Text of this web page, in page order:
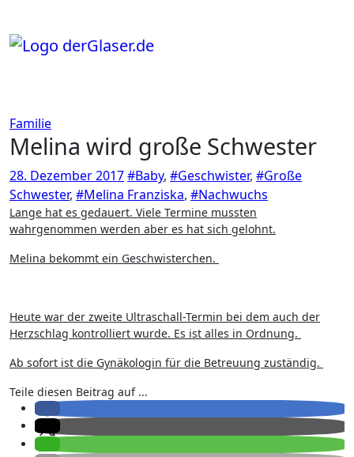
springen
Familie
Melina wird große Schwester
28. Dezember 2017#Baby, #Geschwister, #Große
Schwester, #Melina Franziska, #Nachwuchs
Lange hat es gedauert. Viele Termine mussten
wahrgenommen werden aber es hat sich gelohnt.
Melina bekommt ein Geschwisterchen.
Heute war der zweite Ultraschall-Termin bei dem auch der
Herzschlag kontrolliert wurde. Es ist alles in Ordnung.
Ab sofort ist die Gynäkologin für die Betreuung zuständig.
Teile diesen Beitrag auf ...